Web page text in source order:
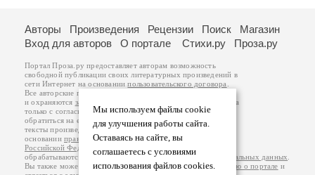
Мы используем файлы cookie
для улучшения работы сайта.
Оставаясь на сайте, вы
соглашаетесь с условиями
использования файлов cookies.
Авторы Произведения Рецензии Поиск
Магазин
Вход для авторов
О портале Стихи.ру Проза.ру
Портал Проза.ру предоставляет авторам возможность
свободной публикации своих литературных произведений в
сети Интернет на основаниипользовательского договора
Все авторские права на произведения принадлежат авторам
и охраняются законом
. Перепечатка произведений возможна
только с согласия его автора, к которому вы можете
обратиться на его авторской странице. Ответственность за
тексты произведений авторы несут самостоятельно на
основанииправил публикацииизаконодательства
Российской Федерации
обрабатываются на основанииПолитики обработки персональных данных
Вы также можете посмотреть более подробнуюинформацию о портале и